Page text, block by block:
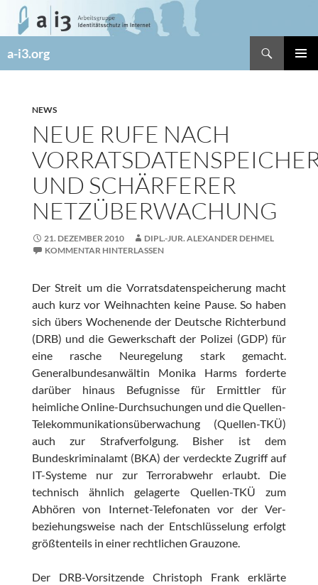
Zum
Inhalt
a-i3.org
NEWS
NEUE RUFE NACH
UND SCHÄRFERER
NETZÜBERWACHUNG
21. DEZEMBER 2010
DIPL.-JUR. ALEXANDER DEHMEL
KOMMENTAR HINTERLASSEN
Der Streit um die Vorratsdatenspeicherung macht
auch kurz vor Weihnachten keine Pause. So haben
sich übers Wochenende der Deutsche Richterbund
(DRB) und die Gewerkschaft der Polizei (GDP) für
eine rasche Neuregelung stark gemacht.
Generalbundesanwältin Monika Harms forderte
darüber hinaus Befugnisse für Ermittler für
heimliche Online-Durchsuchungen und die Quellen-
Telekommunikationsüberwachung (Quellen-TKÜ)
auch zur Strafverfolgung. Bisher ist dem
Bundeskriminalamt (BKA) der verdeckte Zugriff auf
IT-Systeme nur zur Terrorabwehr erlaubt. Die
technisch ähnlich gelagerte Quellen-TKÜ zum
Abhören von Internet-Telefonaten vor der Ver-
beziehungsweise nach der Entschlüsselung erfolgt
größtenteils in einer rechtlichen Grauzone.
Der DRB-Vorsitzende Christoph Frank erklärte